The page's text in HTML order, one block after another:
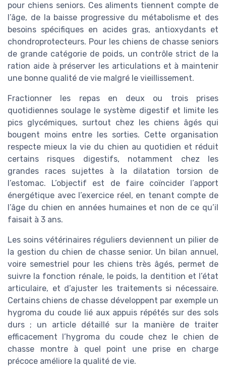
pour chiens seniors. Ces aliments tiennent compte de
l’âge, de la baisse progressive du métabolisme et des
besoins spécifiques en acides gras, antioxydants et
chondroprotecteurs. Pour les chiens de chasse seniors
de grande catégorie de poids, un contrôle strict de la
ration aide à préserver les articulations et à maintenir
une bonne qualité de vie malgré le vieillissement.
Fractionner les repas en deux ou trois prises
quotidiennes soulage le système digestif et limite les
pics glycémiques, surtout chez les chiens âgés qui
bougent moins entre les sorties. Cette organisation
respecte mieux la vie du chien au quotidien et réduit
certains risques digestifs, notamment chez les
grandes races sujettes à la dilatation torsion de
l’estomac. L’objectif est de faire coïncider l’apport
énergétique avec l’exercice réel, en tenant compte de
l’âge du chien en années humaines et non de ce qu’il
faisait à 3 ans.
Les soins vétérinaires réguliers deviennent un pilier de
la gestion du chien de chasse senior. Un bilan annuel,
voire semestriel pour les chiens très âgés, permet de
suivre la fonction rénale, le poids, la dentition et l’état
articulaire, et d’ajuster les traitements si nécessaire.
Certains chiens de chasse développent par exemple un
hygroma du coude lié aux appuis répétés sur des sols
durs ; un article détaillé sur la manière de traiter
efficacement l’hygroma du coude chez le chien de
chasse montre à quel point une prise en charge
précoce améliore la qualité de vie.